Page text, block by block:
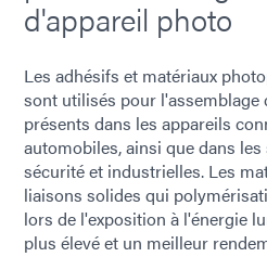
d'appareil photo
Les adhésifs et matériaux
sont utilisés pour l'assemblage
présents dans les appareils
automobiles, ainsi que dans
sécurité et industrielles. Les
liaisons solides qui
lors de l'exposition à l'énergie
plus élevé et un meilleur